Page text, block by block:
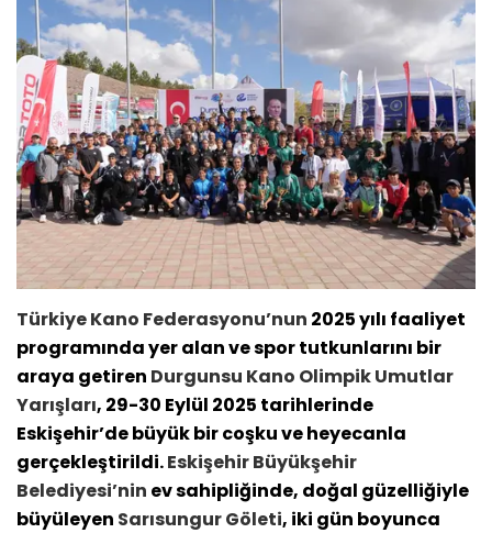
TürkiyeKano Federasyonu’nun 2025 yılı faaliyet
programında yer alan ve spor tutkunlarını bir
araya getiren Durgunsu Kano Olimpik Umutlar
Yarışları, 29-30 Eylül 2025 tarihlerinde
Eskişehir’de büyük bir coşku ve heyecanla
gerçekleştirildi.Eskişehir Büyükşehir
Belediyesi’nin ev sahipliğinde, doğal güzelliğiyle
büyüleyen Sarısungur Göleti, iki gün boyunca